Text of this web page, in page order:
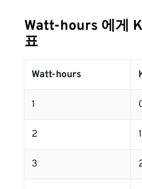
Watt-hours 에게
표
Watt-hours
1
2
3